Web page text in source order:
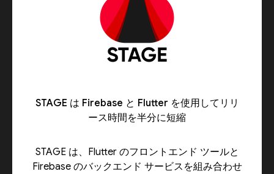
STAGE は Firebase と Flutter を使用してリリ
ース時間を半分に短縮
STAGE は、Flutter のフロントエンド ツールと
Firebase のバックエンド サービスを組み合わせ